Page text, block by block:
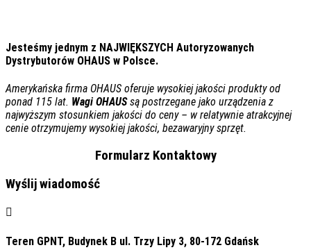
Jesteśmy jednym z NAJWIĘKSZYCH Autoryzowanych
Dystrybutorów OHAUS w Polsce.
Amerykańska firma OHAUS oferuje wysokiej jakości produkty od
ponad 115 lat. Wagi OHAUS są postrzegane jako urządzenia z
najwyższym stosunkiem jakości do ceny – w relatywnie atrakcyjnej
cenie otrzymujemy wysokiej jakości, bezawaryjny sprzęt.
Formularz Kontaktowy
Wyślij wiadomość

Teren GPNT, Budynek B ul. Trzy Lipy 3, 80-172 Gdańsk